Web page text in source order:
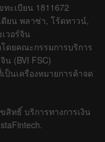
Previous
ะเบียน 1811672
ดียน พลาซ่า, โร้ดทาวน์,
วอร์จิน
ดยคณะกรรมการบริการ
น (BVI FSC)
ป็นเครื่องหมายการค้าจด
ทธิ์ บริการทางการเงิน